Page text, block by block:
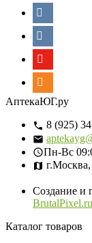
АптекаЮГ.ру
8 (925)
Пн-Вс
г.Москва,
Создание и
BrutalPixel.ru
Каталог товаров